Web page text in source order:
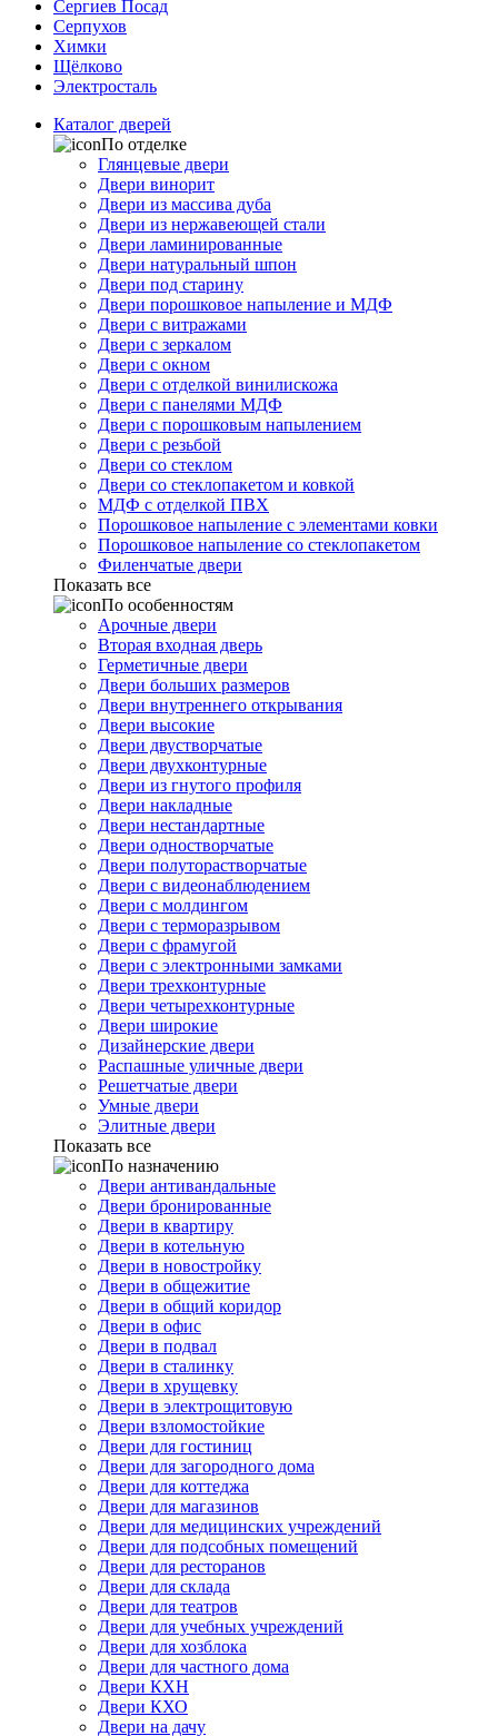
Сергиев Посад
Серпухов
Химки
Щёлково
Электросталь
Каталог дверей
По отделке
Глянцевые двери
Двери винорит
Двери из массива дуба
Двери из нержавеющей стали
Двери ламинированные
Двери натуральный шпон
Двери под старину
Двери порошковое напыление и МДФ
Двери с витражами
Двери с зеркалом
Двери с окном
Двери с отделкой винилискожа
Двери с панелями МДФ
Двери с порошковым напылением
Двери с резьбой
Двери со стеклом
Двери со стеклопакетом и ковкой
МДФ с отделкой ПВХ
Порошковое напыление с элементами ковки
Порошковое напыление со стеклопакетом
Филенчатые двери
Показать все
По особенностям
Арочные двери
Вторая входная дверь
Герметичные двери
Двери больших размеров
Двери внутреннего открывания
Двери высокие
Двери двустворчатые
Двери двухконтурные
Двери из гнутого профиля
Двери накладные
Двери нестандартные
Двери одностворчатые
Двери полуторастворчатые
Двери с видеонаблюдением
Двери с молдингом
Двери с терморазрывом
Двери с фрамугой
Двери с электронными замками
Двери трехконтурные
Двери четырехконтурные
Двери широкие
Дизайнерские двери
Распашные уличные двери
Решетчатые двери
Умные двери
Элитные двери
Показать все
По назначению
Двери антивандальные
Двери бронированные
Двери в квартиру
Двери в котельную
Двери в новостройку
Двери в общежитие
Двери в общий коридор
Двери в офис
Двери в подвал
Двери в сталинку
Двери в хрущевку
Двери в электрощитовую
Двери взломостойкие
Двери для гостиниц
Двери для загородного дома
Двери для коттеджа
Двери для магазинов
Двери для медицинских учреждений
Двери для подсобных помещений
Двери для ресторанов
Двери для склада
Двери для театров
Двери для учебных учреждений
Двери для хозблока
Двери для частного дома
Двери КХН
Двери КХО
Двери на дачу